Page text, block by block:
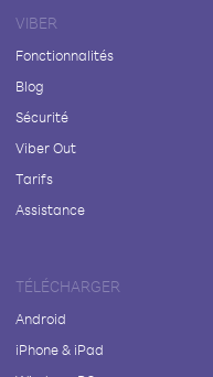
VIBER
Fonctionnalités
Blog
Sécurité
Viber Out
Tarifs
Assistance
TÉLÉCHARGER
Android
iPhone & iPad